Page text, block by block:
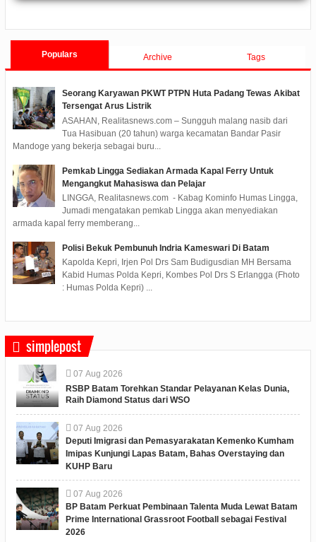
Populars Archive Tags
Seorang Karyawan PKWT PTPN Huta Padang Tewas Akibat
Tersengat Arus Listrik
ASAHAN, Realitasnews.com – Sungguh malang nasib dari
Tua Hasibuan (20 tahun) warga kecamatan Bandar Pasir
Mandoge yang bekerja sebagai buru...
Pemkab Lingga Sediakan Armada Kapal Ferry Untuk
Mengangkut Mahasiswa dan Pelajar
LINGGA, Realitasnews.com - Kabag Kominfo Humas Lingga,
Jumadi mengatakan pemkab Lingga akan menyediakan
armada kapal ferry memberang...
Polisi Bekuk Pembunuh Indria Kameswari Di Batam
Kapolda Kepri, Irjen Pol Drs Sam Budigusdian MH Bersama
Kabid Humas Polda Kepri, Kombes Pol Drs S Erlangga (Fhoto
: Humas Polda Kepri) ...
simplepost
07 Aug 2026
RSBP Batam Torehkan Standar Pelayanan Kelas Dunia,
Raih Diamond Status dari WSO
07 Aug 2026
Deputi Imigrasi dan Pemasyarakatan Kemenko Kumham
Imipas Kunjungi Lapas Batam, Bahas Overstaying dan
KUHP Baru
07 Aug 2026
BP Batam Perkuat Pembinaan Talenta Muda Lewat Batam
Prime International Grassroot Football sebagai Festival
2026